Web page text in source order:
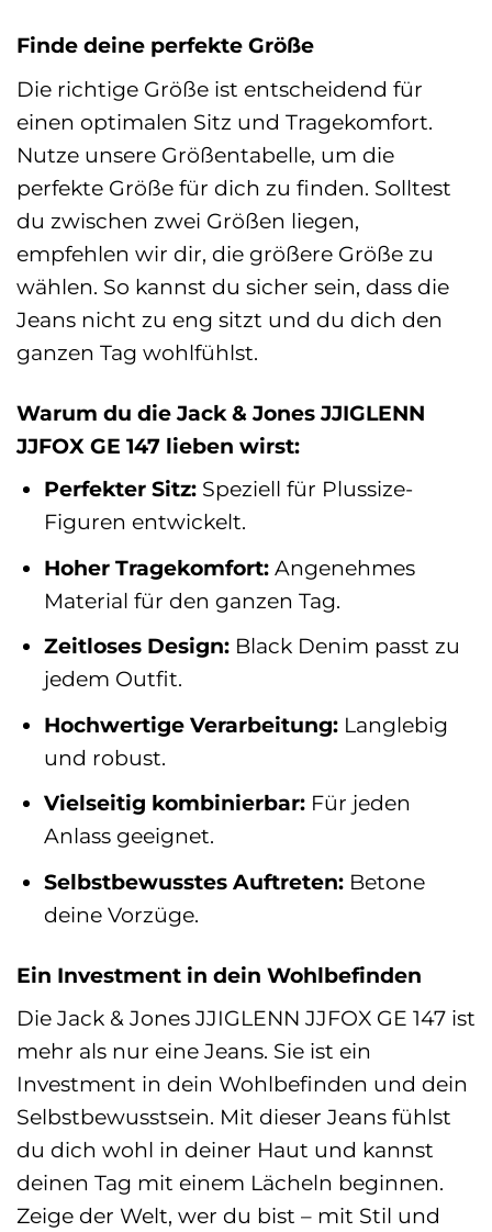
Finde deine perfekte Größe
Die richtige Größe ist entscheidend für
einen optimalen Sitz und Tragekomfort.
Nutze unsere Größentabelle, um die
perfekte Größe für dich zu finden. Solltest
du zwischen zwei Größen liegen,
empfehlen wir dir, die größere Größe zu
wählen. So kannst du sicher sein, dass die
Jeans nicht zu eng sitzt und du dich den
ganzen Tag wohlfühlst.
Warum du die Jack & Jones JJIGLENN
JJFOX GE 147 lieben wirst:
Perfekter Sitz:Speziell für Plussize-
Figuren entwickelt.
Hoher Tragekomfort:Angenehmes
Material für den ganzen Tag.
Zeitloses Design:Black Denim passt zu
jedem Outfit.
Hochwertige Verarbeitung:Langlebig
und robust.
Vielseitig kombinierbar:Für jeden
Anlass geeignet.
Selbstbewusstes Auftreten:Betone
deine Vorzüge.
Ein Investment in dein Wohlbefinden
Die Jack & Jones JJIGLENN JJFOX GE 147 ist
mehr als nur eine Jeans. Sie ist ein
Investment in dein Wohlbefinden und dein
Selbstbewusstsein. Mit dieser Jeans fühlst
du dich wohl in deiner Haut und kannst
deinen Tag mit einem Lächeln beginnen.
Zeige der Welt, wer du bist – mit Stil und